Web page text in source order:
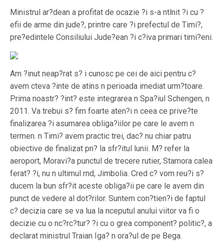
Ministrul ar?dean a profitat de ocazie ?i s-a ntlnit ?i cu ?
efii de arme din jude?, printre care ?i prefectul de Timi?,
pre?edintele Consiliului Jude?ean ?i c?iva primari timi?eni.
Am ?inut neap?rat s? i cunosc pe cei de aici pentru c?
avem cteva ?inte de atins n perioada imediat urm?toare.
Prima noastr? ?int? este integrarea n Spa?iul Schengen, n
2011. Va trebui s? fim foarte aten?i n ceea ce prive?te
finalizarea ?i asumarea obliga?iilor pe care le avem n
termen. n Timi? avem practic trei, dac? nu chiar patru
obiective de finalizat pn? la sfr?itul lunii. M? refer la
aeroport, Moravi?a punctul de trecere rutier, Stamora calea
ferat? ?i, nu n ultimul rnd, Jimbolia. Cred c? vom reu?i s?
ducem la bun sfr?it aceste obliga?ii pe care le avem din
punct de vedere al dot?rilor. Suntem con?tien?i de faptul
c? decizia care se va lua la nceputul anului viitor va fi o
decizie cu o nc?rc?tur? ?i cu o grea component? politic?, a
declarat ministrul Traian Iga? n ora?ul de pe Bega.